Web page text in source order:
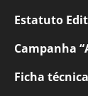
Estatuto
Campanha
Ficha